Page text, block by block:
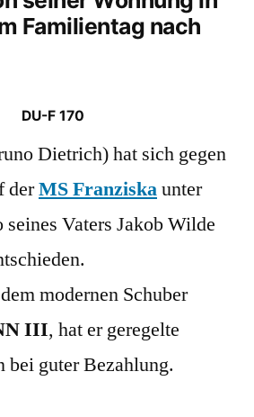
Familientag nach
DU-F 170
Dietrich) hat sich gegen
derMS Franziskaunter
Vaters Jakob Wilde
modernen Schuber
III, hat er geregelte
bei guter Bezahlung.